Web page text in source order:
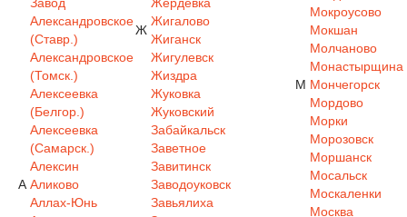
А
Александровское
(Ставр.)
Александровское
(Томск.)
Алексеевка
(Белгор.)
Алексеевка
(Самарск.)
Алексин
Аликово
Аллах-Юнь
Ж
Жигалово
Жиганск
Жигулевск
Жиздра
Жуковка
Жуковский
Забайкальск
Заветное
Завитинск
Заводоуковск
Завьялиха
М
Мокроусово
Мокшан
Молчаново
Монастырщина
Мончегорск
Мордово
Морки
Морозовск
Моршанск
Мосальск
Москаленки
Москва